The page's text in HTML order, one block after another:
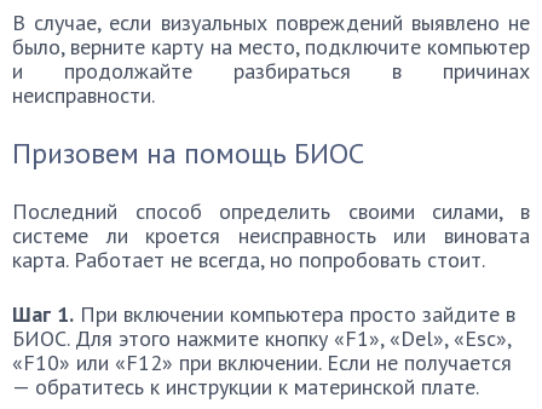
В случае, если визуальных повреждений выявлено не
было, верните карту на место, подключите компьютер
и продолжайте разбираться в причинах
неисправности.
Призовем на помощь БИОС
Последний способ определить своими силами, в
системе ли кроется неисправность или виновата
карта. Работает не всегда, но попробовать стоит.
Шаг 1. При включении компьютера просто зайдите в
БИОС. Для этого нажмите кнопку «F1», «Del», «Esc»,
«F10» или «F12» при включении. Если не получается
— обратитесь к инструкции к материнской плате.